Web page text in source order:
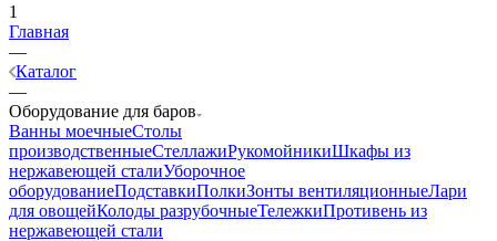
1
Главная
—
Каталог
—
Оборудование для баров
Ванны моечныеСтолы
производственныеСтеллажиРукомойникиШкафы из
нержавеющей сталиУборочное
оборудованиеПодставкиПолкиЗонты вентиляционныеЛари
для овощейКолоды разрубочныеТележкиПротивень из
нержавеющей стали